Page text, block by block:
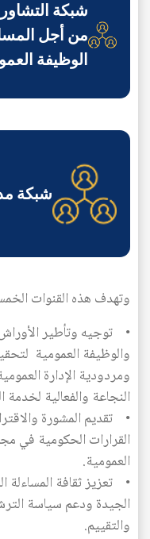
شبكة
من أجل
الوظيفة
شبكة
وتهدف هذه القنوات
• توجيه وتأطير الأوراش
والوظيفة العمومية
ومردودية الإدارة
النجاعة والفعالية لخدمة
• تقديم المشورة
القرارات الحكومية في
العمومية.
• تعزيز ثقافة المساءلة
الجيدة ودعم سياسة
والتقييم.